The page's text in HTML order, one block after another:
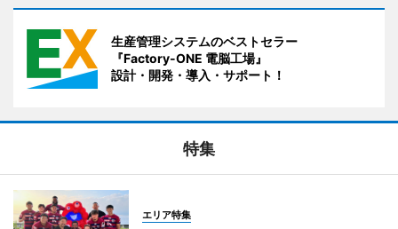
生産管理システムのベストセラー
『Factory-ONE 電脳工場』
設計・開発・導入・サポート！
特集
エリア特集